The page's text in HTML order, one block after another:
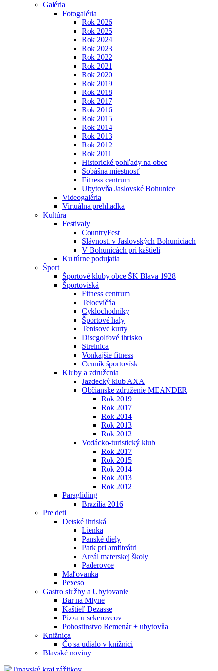
Galéria
Fotogaléria
Rok 2026
Rok 2025
Rok 2024
Rok 2023
Rok 2022
Rok 2021
Rok 2020
Rok 2019
Rok 2018
Rok 2017
Rok 2016
Rok 2015
Rok 2014
Rok 2013
Rok 2012
Rok 2011
Historické pohľady na obec
Sobášna miestnosť
Fitness centrum
Ubytovňa Jaslovské Bohunice
Videogaléria
Virtuálna prehliadka
Kultúra
Festivaly
CountryFest
Slávnosti v Jaslovských Bohuniciach
V Bohunicách pri kaštieli
Kultúrne podujatia
Šport
Športové kluby obce ŠK Blava 1928
Športoviská
Fitness centrum
Telocvičňa
Cyklochodníky
Športové haly
Tenisové kurty
Discgolfové ihrisko
Strelnica
Vonkajšie fitness
Cenník športovísk
Kluby a združenia
Jazdecký klub AXA
Občianske združenie MEANDER
Rok 2019
Rok 2017
Rok 2014
Rok 2013
Rok 2012
Vodácko-turistický klub
Rok 2017
Rok 2015
Rok 2014
Rok 2013
Rok 2012
Paragliding
Brazília 2016
Pre deti
Detské ihriská
Lienka
Panské diely
Park pri amfiteátri
Areál materskej školy
Paderovce
Maľovanka
Pexeso
Gastro služby a Ubytovanie
Bar na Mlyne
Kaštieľ Dezasse
Pizza u sekerovcov
Pohostinstvo Remenár + ubytovňa
Knižnica
Čo sa udialo v knižnici
Blavské noviny